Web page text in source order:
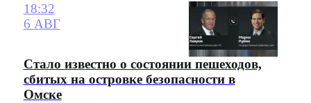
18:32
6 АВГ
Стало известно о состоянии пешеходов,
сбитых на островке безопасности в
Омске